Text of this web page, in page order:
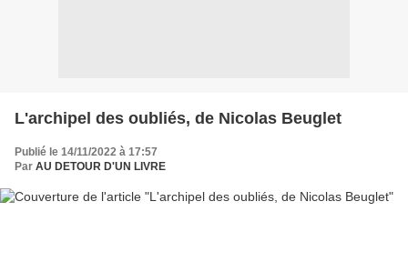
L'archipel des oubliés, de Nicolas Beuglet
Publié le 14/11/2022 à 17:57
Par AU DETOUR D'UN LIVRE